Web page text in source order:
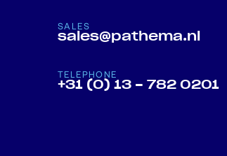
SALES
sales@pathema.nl
TELEPHONE
+31 (0) 13 - 782 0201